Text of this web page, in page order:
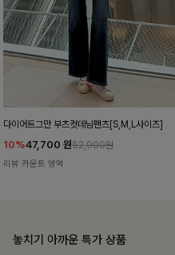
다이어트그만 부츠컷데님팬츠[S,M,L사이즈]
10%47,700 원52,900원
리뷰 카운트 영역
놓치기 아까운 특가 상품